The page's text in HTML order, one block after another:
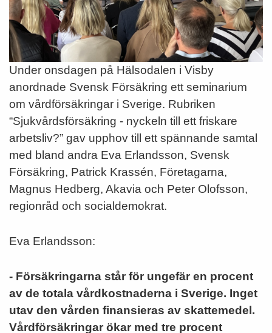
Under onsdagen på Hälsodalen i Visby
anordnade Svensk Försäkring ett seminarium
om vårdförsäkringar i Sverige. Rubriken
“Sjukvårdsförsäkring - nyckeln till ett friskare
arbetsliv?” gav upphov till ett spännande samtal
med bland andra Eva Erlandsson, Svensk
Försäkring, Patrick Krassén, Företagarna,
Magnus Hedberg, Akavia och Peter Olofsson,
regionråd och socialdemokrat.
Eva Erlandsson:
- Försäkringarna står för ungefär en procent
av de totala vårdkostnaderna i Sverige. Inget
utav den vården finansieras av skattemedel.
Vårdförsäkringar ökar med tre procent